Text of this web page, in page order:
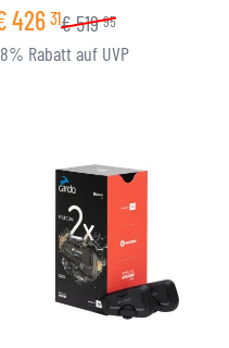
426 31€519 95
Rabatt auf UVP